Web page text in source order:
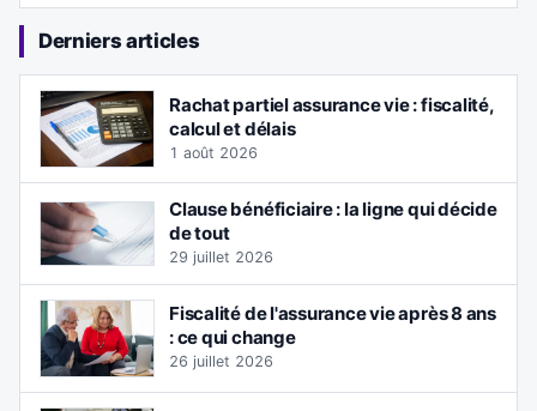
Derniers articles
Rachat partiel assurance vie : fiscalité,
calcul et délais
1 août 2026
Clause bénéficiaire : la ligne qui décide
de tout
29 juillet 2026
Fiscalité de l'assurance vie après 8 ans
: ce qui change
26 juillet 2026